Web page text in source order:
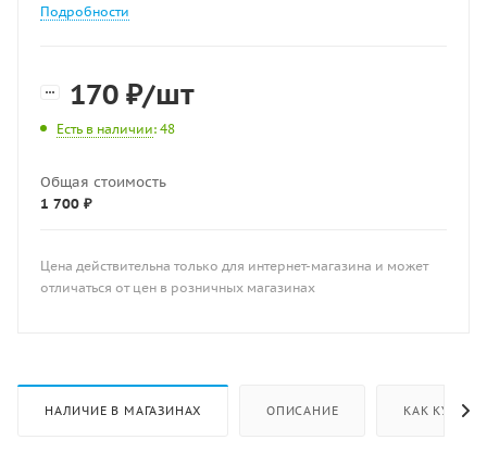
Подробности
170 ₽/шт
Есть в наличии: 48
Общая стоимость
1 700 ₽
Цена действительна только для интернет-магазина и может
отличаться от цен в розничных магазинах
НАЛИЧИЕ В МАГАЗИНАХ ОПИСАНИЕ КАК КУПИТЬ